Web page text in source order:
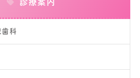
診療案内
歯科